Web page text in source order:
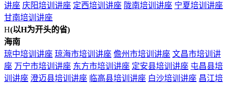
讲座 庆阳培训讲座 定西培训讲座 陇南培训讲座 宁夏培训讲座
甘南培训讲座
H(以H为开头的省)
海南
琼中培训讲座 琼海市培训讲座 儋州市培训讲座 文昌市培训讲
座 万宁市培训讲座 东方市培训讲座 定安县培训讲座 屯昌县培
训讲座 澄迈县培训讲座 临高县培训讲座 白沙培训讲座 昌江培